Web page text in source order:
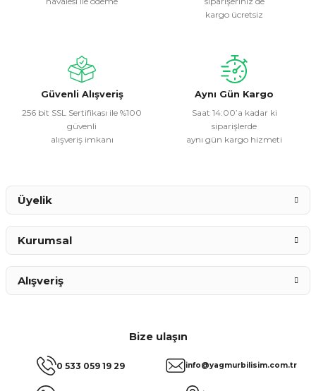
Ürün resmi kalitesiz, bozuk veya görüntülenemiyor.
Ürün fiyatı diğer sitelerden daha pahalı.
Bu ürüne benzer farklı alternatifler olmalı.
kargo ücretsiz
Güvenli Alışveriş
256 bit SSL Sertifikası ile %100
güvenli
alışveriş imkanı
Aynı Gün Kargo
Saat 14:00’a kadar ki
siparişlerde
aynı gün kargo hizmeti
Bize ulaşın
0 533 059 19 29 info@yagmurbilisim.com.tr
Üyelik
Kurumsal
Alışveriş